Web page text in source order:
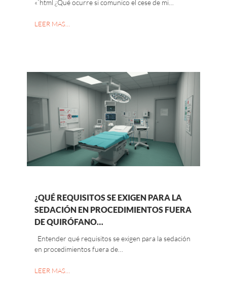
«`html ¿Qué ocurre si comunico el cese de mi…
LEER MAS…
¿QUÉ REQUISITOS SE EXIGEN PARA LA
SEDACIÓN EN PROCEDIMIENTOS FUERA
DE QUIRÓFANO…
Entender qué requisitos se exigen para la sedación
en procedimientos fuera de…
LEER MAS…